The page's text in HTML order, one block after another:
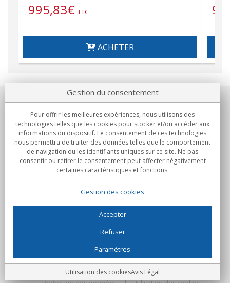
995,83€ TTC
ACHETER
Notre société
Engagements
Achats
C/Flassaders, 13, Nave 6, 08130 Santa Perpètua de Mogoda
(Barcelone) - Espagne
Folie Numérique - Tous droits réservés
Gestion du consentement
Pour offrir les meilleures expériences, nous utilisons des
technologies telles que les cookies pour stocker et/ou accéder aux
informations du dispositif. Le consentement de ces technologies
nous permettra de traiter des données telles que le comportement
de navigation ou les identifiants uniques sur ce site. Ne pas
consentir ou retirer le consentement peut affecter négativement
certaines caractéristiques et fonctions.
Gestion des cookies
Accepter
Refuser
Paramètres
Utilisation des cookiesAvis Légal